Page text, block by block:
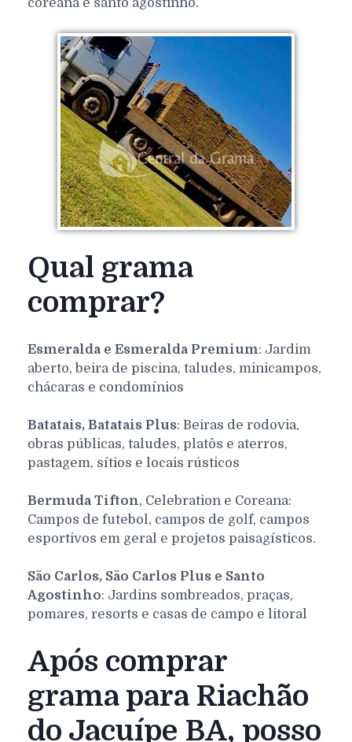
Qual grama
comprar?
Esmeralda e Esmeralda Premium: Jardim
aberto, beira de piscina, taludes, minicampos,
chácaras e condomínios
Batatais, Batatais Plus: Beiras de rodovia,
obras públicas, taludes, platôs e aterros,
pastagem, sítios e locais rústicos
Bermuda Tifton, Celebration e Coreana:
Campos de futebol, campos de golf, campos
esportivos em geral e projetos paisagísticos.
São Carlos, São Carlos Plus e Santo
Agostinho: Jardins sombreados, praças,
pomares, resorts e casas de campo e litoral
Após comprar
grama para Riachão
do Jacuípe BA, posso